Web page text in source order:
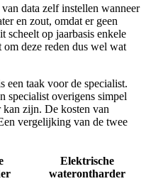
data zelf instellen wanneer
en zout, omdat er geen
scheelt op jaarbasis enkele
om deze reden dus wel wat
een taak voor de specialist.
specialist overigens simpel
zijn. De kosten van
vergelijking van de twee
Elektrische
waterontharder